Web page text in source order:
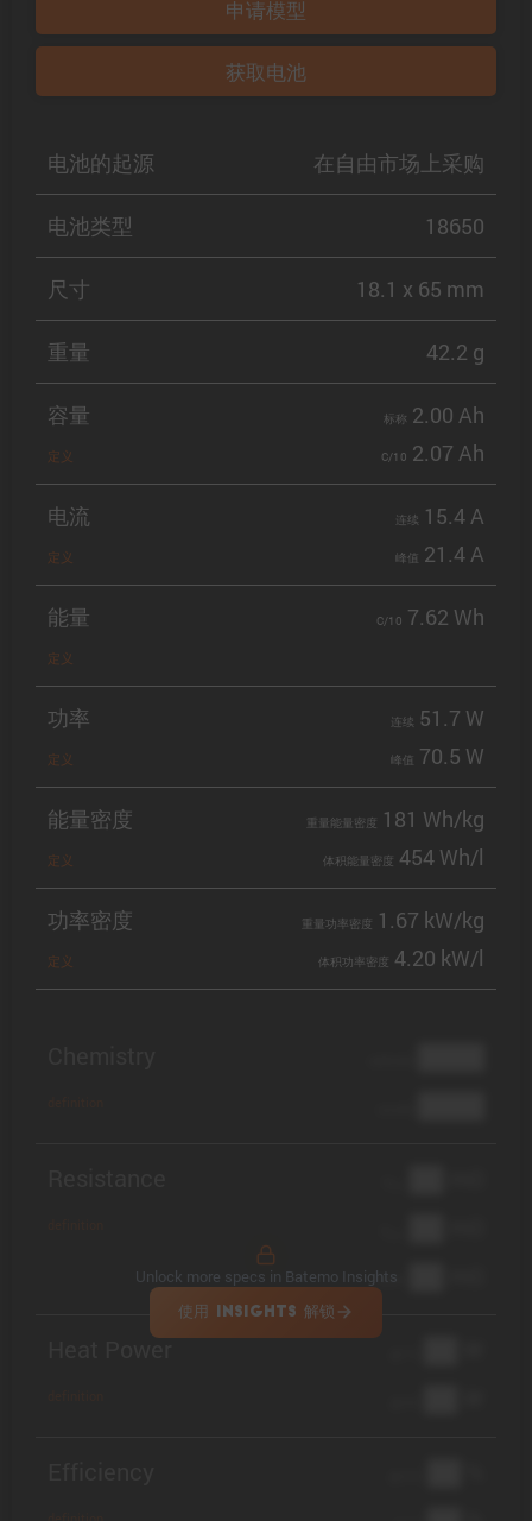
申请模型
获取电池
电池的起源 在自由市场上采购
电池类型 18650
尺寸 18.1 x 65 mm
重量 42.2 g
容量
定义
标称 2.00 Ah
C/10 2.07 Ah
电流
定义
连续 15.4 A
峰值 21.4 A
能量
定义
C/10 7.62 Wh
功率
定义
连续 51.7 W
峰值 70.5 W
能量密度
定义
重量能量密度 181 Wh/kg
体积能量密度 454 Wh/l
功率密度
定义
重量功率密度 1.67 kW/kg
体积功率密度 4.20 kW/l
DCIR
Heat Power
Unlock more specs in Batemo Insights
使用 INSIGHTS 解锁